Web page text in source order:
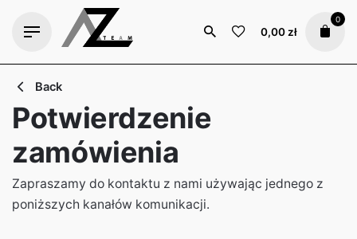
0,00 zł
0
Back
Potwierdzenie
zamówienia
Zapraszamy do kontaktu z nami używając jednego z
poniższych kanałów komunikacji.